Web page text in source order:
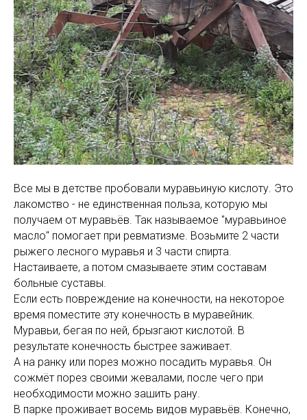
Все мы в детстве пробовали муравьиную кислоту. Это
лакомство - не единственная польза, которую мы
получаем от муравьёв. Так называемое "муравьиное
масло" помогает при ревматизме. Возьмите 2 части
рыжего лесного муравья и 3 части спирта.
Настаиваете, а потом смазываете этим составам
больные суставы.
Если есть повреждение на конечности, на некоторое
время поместите эту конечность в муравейник.
Муравьи, бегая по ней, брызгают кислотой. В
результате конечность быстрее заживает.
А на ранку или порез можно посадить муравья. Он
сожмёт порез своими жевалами, после чего при
необходимости можно зашить рану.
В парке проживает восемь видов муравьёв. Конечно,